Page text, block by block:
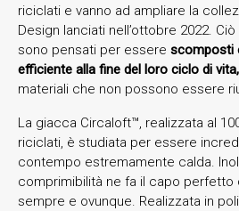
riciclati e vanno ad ampliare la
Design lanciati nell’ottobre 2022.
sono pensati per essere scomposti
efficiente alla fine del loro ciclo di vita,
materiali che non possono essere
La giacca Circaloft™, realizzata al
riciclati, è studiata per essere
contempo estremamente calda.
comprimibilità ne fa il capo perfetto
sempre e ovunque. Realizzata in